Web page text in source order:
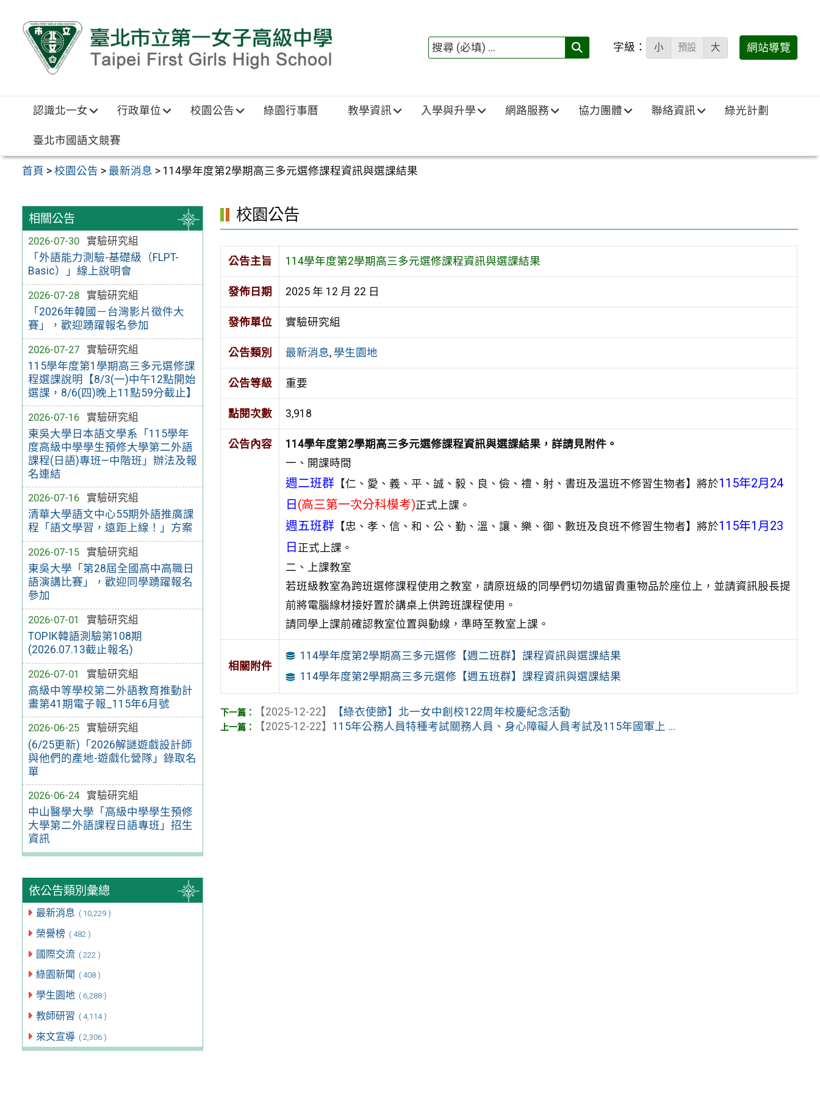
搜
填)：
字級： 小 預設 大 網站導覽
認識北一女 行政單位 校園公告 綠園行事曆 教學資訊 入學與升學 網路服務 協力團體 聯絡資訊 綠光計劃
臺北市國語文競賽
首頁 >校園公告 > 最新消息 > 114學年度第2學期高三多元選修課程資訊與選課結果
相關公告
2026-07-30
實驗研究組
「外語能力測驗-基礎級（FLPT-
Basic）」線上說明會
2026-07-28
實驗研究組
「2026年韓國－台灣影片徵件大
賽」，歡迎踴躍報名參加
2026-07-27
實驗研究組
115學年度第1學期高三多元選修課
程選課說明【8/3(一)中午12點開始
選課，8/6(四)晚上11點59分截止】
2026-07-16
實驗研究組
東吳大學日本語文學系「115學年
度高級中學學生預修大學第二外語
課程(日語)專班—中階班」辦法及報
名連結
2026-07-16
實驗研究組
清華大學語文中心55期外語推廣課
程「語文學習，遠距上線！」方案
2026-07-15
實驗研究組
東吳大學「第28屆全國高中高職日
語演講比賽」，歡迎同學踴躍報名
參加
2026-07-01
實驗研究組
TOPIK韓語測驗第108期
(2026.07.13截止報名)
2026-07-01
實驗研究組
高級中等學校第二外語教育推動計
畫第41期電子報_115年6月號
2026-06-25
實驗研究組
(6/25更新)「2026解謎遊戲設計師
與他們的產地-遊戲化營隊」錄取名
單
2026-06-24
實驗研究組
中山醫學大學「高級中學學生預修
大學第二外語課程日語專班」招生
資訊
依公告類別彙總
最新消息 ( 10,229 )
榮譽榜 ( 482 )
國際交流 ( 222 )
綠園新聞 ( 408 )
學生園地 ( 6,288 )
教師研習 ( 4,114 )
來文宣導 ( 2,306 )
校園公告
公告主旨 114學年度第2學期高三多元選修課程資訊與選課結果
發佈日期 2025 年 12 月 22 日
發佈單位 實驗研究組
公告類別 最新消息, 學生園地
公告等級 重要
點閱次數 3,918
公告內容 114學年度第2學期高三多元選修課程資訊與選課結果，詳請見附件。
一、開課時間
週二班群 【仁、愛、義、平、誠、毅、良、儉、禮、射、書班及溫班不修習生物者】將於115年2月24
日 (高三第一次分科模考)正式上課。
週五班群 【忠、孝、信、和、公、勤、溫、讓、樂、御、數班及良班不修習生物者】將於115年1月23
日 正式上課。
二、上課教室
若班級教室為跨班選修課程使用之教室，請原班級的同學們切勿遺留貴重物品於座位上，並請資訊股長提
前將電腦線材接好置於講桌上供跨班課程使用。
請同學上課前確認教室位置與動線，準時至教室上課。
相關附件
114學年度第2學期高三多元選修【週二班群】課程資訊與選課結果
114學年度第2學期高三多元選修【週五班群】課程資訊與選課結果
【2025-12-22】
【綠衣使節】北一女中創校122周年校慶紀念活動
【2025-12-22】 115年公務人員特種考試關務人員、身心障礙人員考試及115年國軍上 ...